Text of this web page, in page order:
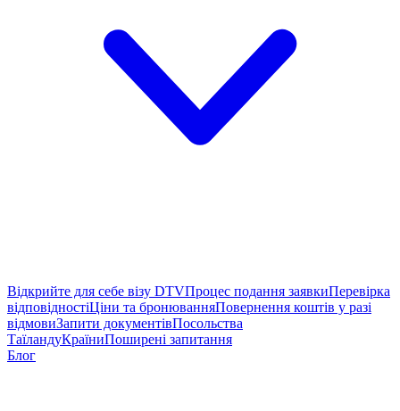
Відкрийте для себе візу DTVПроцес подання заявкиПеревірка
відповідностіЦіни та бронюванняПовернення коштів у разі
відмовиЗапити документівПосольства
ТаїландуКраїниПоширені запитання
Блог